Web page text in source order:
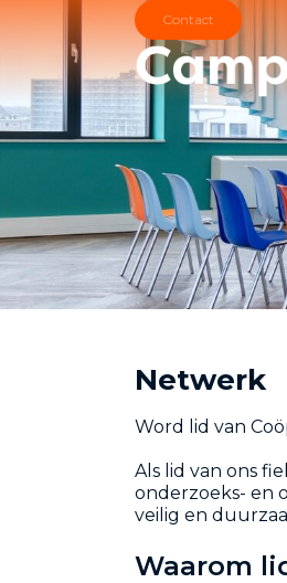
Skip and go to content
Directly to navigation
Netwerk
Word lid van
Als lid van ons
onderzoeks- en
veilig en
Waarom